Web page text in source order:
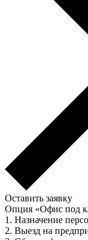
Оставить заявку
Опция «Офис под
1. Назначение
2. Выезд на